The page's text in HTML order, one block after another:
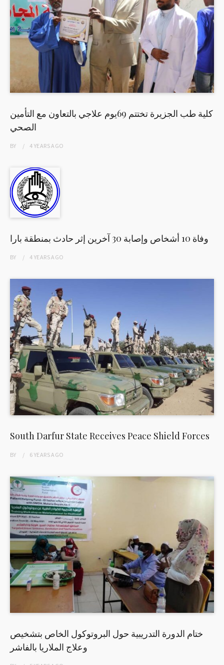
كلية طب الجزيرة تختتم 69يوم علاجي بالتعاون مع التأمين
الصحي
BY 4 YEARSAGO
وفاة 10 أشخاص وإصابة 30 آخرين إثر حادث بمنطقة بارا
BY 4 YEARSAGO
South Darfur State Receives Peace Shield Forces
BY 6 YEARSAGO
ختام الدورة التدريبية حول البروتوكول الخاص بتشخيص
وعلاج الملاريا بالفاشر